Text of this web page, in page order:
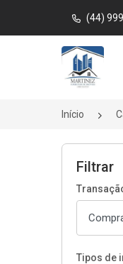
(44)
Página
Início
Filtrar
Tipos de